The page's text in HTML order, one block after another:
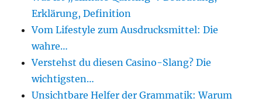
Erklärung, Definition
Vom Lifestyle zum Ausdrucksmittel: Die
wahre…
Verstehst du diesen Casino-Slang? Die
wichtigsten…
Unsichtbare Helfer der Grammatik: Warum